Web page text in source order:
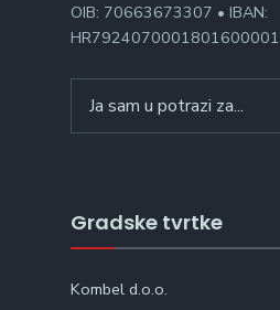
OIB: 70663673307 • IBAN:
HR7924070001801600001
for:
Gradske tvrtke
Kombel d.o.o.